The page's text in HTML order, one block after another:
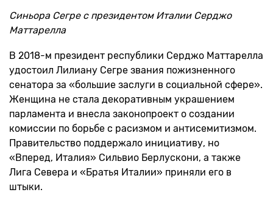
Синьора Сегре с президентом Италии Серджо
Маттарелла
В 2018-м президент республики Серджо Маттарелла
удостоил Лилиану Сегре звания пожизненного
сенатора за «большие заслуги в социальной сфере».
Женщина не стала декоративным украшением
парламента и внесла законопроект о создании
комиссии по борьбе с расизмом и антисемитизмом.
Правительство поддержало инициативу, но
«Вперед, Италия» Сильвио Берлускони, а также
Лига Севера и «Братья Италии» приняли его в
штыки.